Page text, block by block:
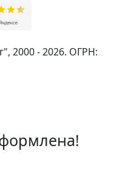
, 2000- 2026. ОГРН: